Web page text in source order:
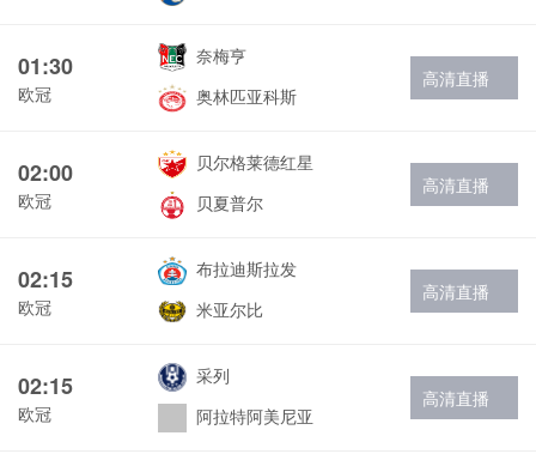
01:30
欧冠
奈梅亨
奥林匹亚科斯
高清直播
02:00
欧冠
贝尔格莱德红星
贝夏普尔
高清直播
02:15
欧冠
布拉迪斯拉发
米亚尔比
高清直播
02:15
欧冠
采列
阿拉特阿美尼亚
高清直播